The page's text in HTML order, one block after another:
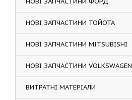
НОВІ ЗАПЧАСТИНИ ТОЙОТА
НОВІ ЗАПЧАСТИНИ MITSUBISHI
НОВІ ЗАПЧАСТИНИ VOLKSWAGEN
ВИТРАТНІ МАТЕРІАЛИ